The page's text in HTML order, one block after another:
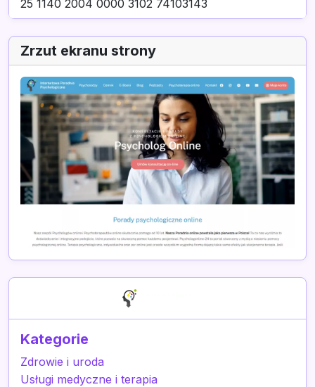
25 1140 2004 0000 3102 74103143
Zrzut ekranu strony
Kategorie
Zdrowie i uroda
Usługi medyczne i terapia